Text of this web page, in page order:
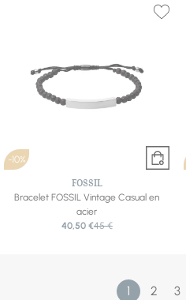
-10%
FOSSIL
Bracelet FOSSIL Vintage Casual en
acier
40,50 €45 €
1 2 3